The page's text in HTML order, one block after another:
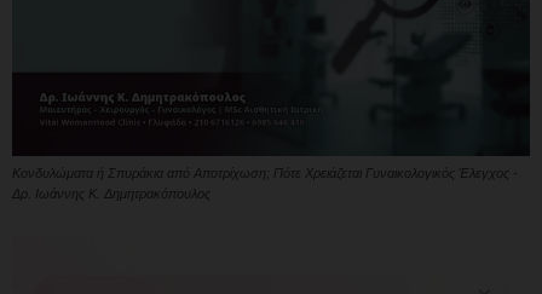
Κονδυλώματα ή Σπυράκια από Αποτρίχωση; Πότε Χρειάζεται Γυναικολογικός Έλεγχος -
Δρ. Ιωάννης Κ. Δημητρακόπουλος